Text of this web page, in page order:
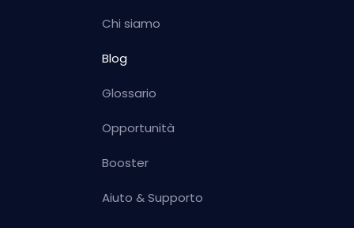
Chi siamo
Blog
Glossario
Opportunità
Booster
Aiuto & Supporto